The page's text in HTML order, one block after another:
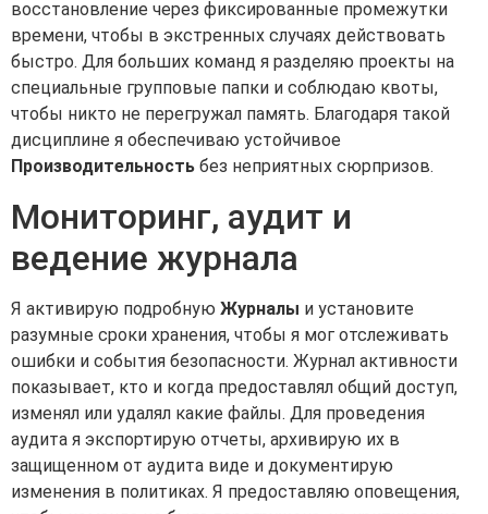
восстановление через фиксированные промежутки
времени, чтобы в экстренных случаях действовать
быстро. Для больших команд я разделяю проекты на
специальные групповые папки и соблюдаю квоты,
чтобы никто не перегружал память. Благодаря такой
дисциплине я обеспечиваю устойчивое
Производительность без неприятных сюрпризов.
Мониторинг, аудит и
ведение журнала
Я активирую подробную Журналы и установите
разумные сроки хранения, чтобы я мог отслеживать
ошибки и события безопасности. Журнал активности
показывает, кто и когда предоставлял общий доступ,
изменял или удалял какие файлы. Для проведения
аудита я экспортирую отчеты, архивирую их в
защищенном от аудита виде и документирую
изменения в политиках. Я предоставляю оповещения,